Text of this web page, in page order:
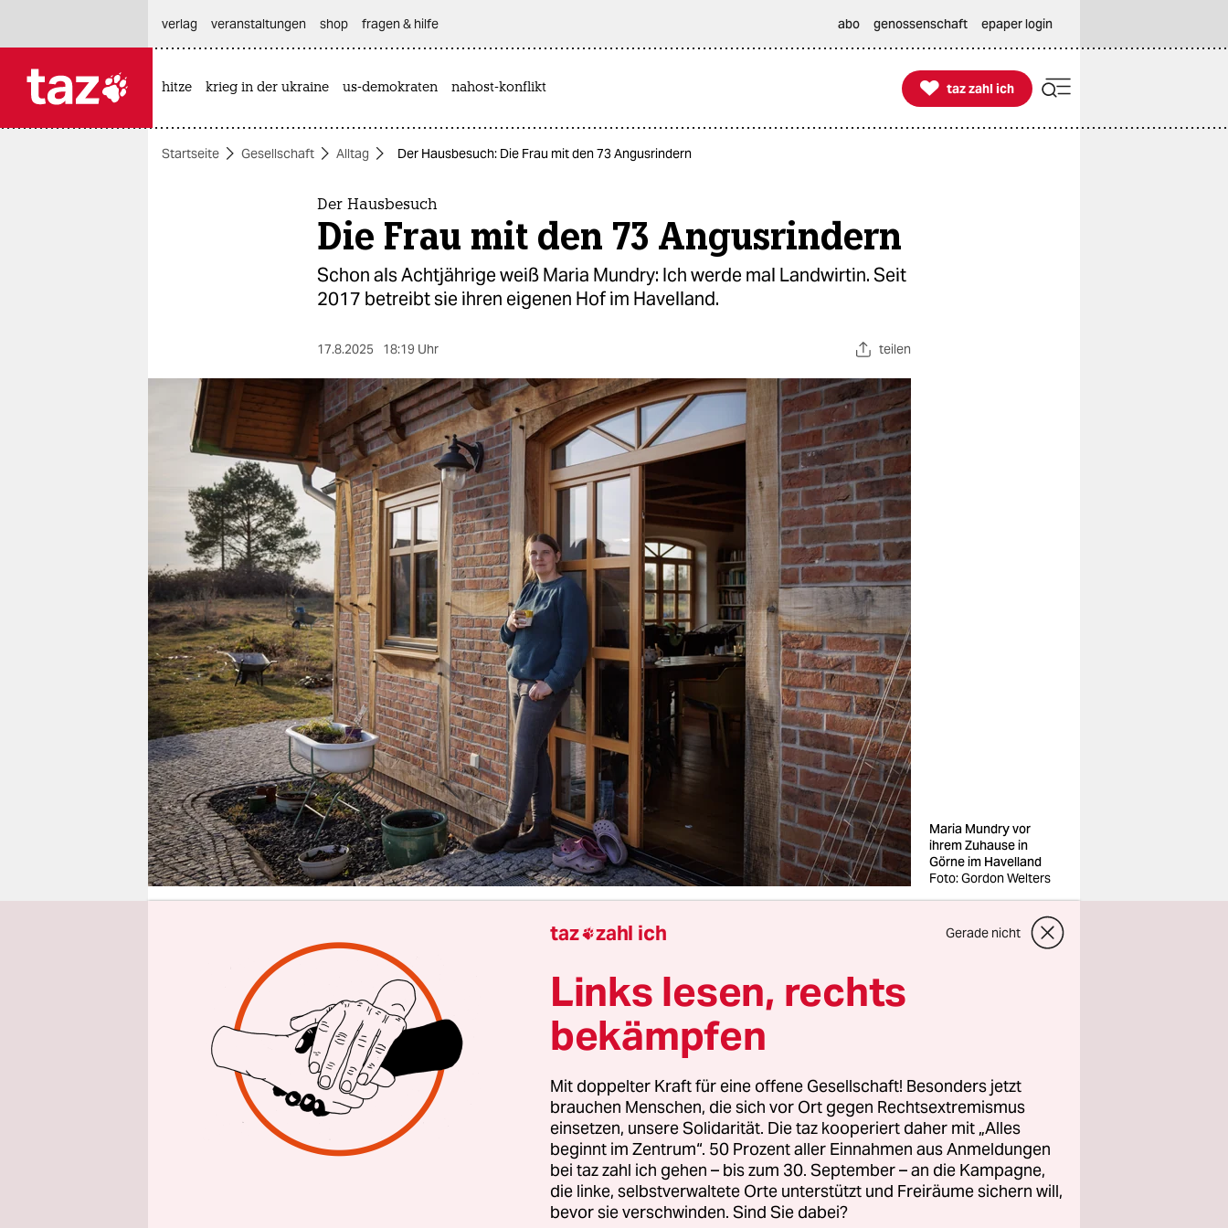
themen
berlin
nord
wahrheit
verlag
verlag
veranstaltungen
shop
fragen & hilfe
unterstützen
abo
genossenschaft
epaper login
verlag
veranstaltungen shop fragen & hilfe abo genossenschaft epaper login
hitze krieg in der ukraine us-demokraten nahost-konflikt 
taz zahl ich
taz zahl ich
Startseite Gesellschaft Alltag Der Hausbesuch: Die Frau mit den 73 Angusrindern
Der Hausbesuch
Die Frau mit den 73 Angusrindern
Schon als Achtjährige weiß Maria Mundry: Ich werde mal Landwirtin. Seit
2017 betreibt sie ihren eigenen Hof im Havelland.
17.8.2025 18:19 Uhr teilen
Maria Mundry vor
ihrem Zuhause in
Görne im Havelland
Foto: Gordon Welters
Von
Will die Kuhbäuerin, Verbandschefin und vierfache Mutter alleine
sein, geht sie ins Nachbardorf. Dort weidet ihr Pferd.
Draußen:
Am Ende des 120-Einwohner:innen-Dorfes Görne im
Havelland steht das neu gebaute Fachwerkhaus von Maria Mundry
und ihrer Familie. Zu jeder der vier Seiten hat es einen Giebel und eine
Eingangstür. „Hexenhaus“ nennt es Mundry, weil es sie an die Hütte
der Hexe Baba Jaga erinnert, nur ohne die Hühnerfüße. Neben ihrem
taz zahl ich Gerade nicht
Links lesen, rechts
bekämpfen
Mit doppelter Kraft für eine offene Gesellschaft! Besonders jetzt
brauchen Menschen, die sich vor Ort gegen Rechtsextremismus
einsetzen, unsere Solidarität. Die taz kooperiert daher mit „Alles
beginnt im Zentrum“. 50 Prozent aller Einnahmen aus Anmeldungen
bei taz zahl ich gehen – bis zum 30. September – an die Kampagne,
die linke, selbstverwaltete Orte unterstützt und Freiräume sichern will,
bevor sie verschwinden. Sind Sie dabei?